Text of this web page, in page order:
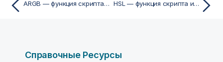
ARGB — функция скриптa и диаграммы HSL — функция скриптa и диаграммы
Справочные Ресурсы